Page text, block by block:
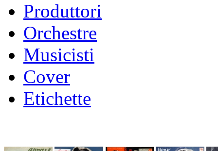
Produttori
Orchestre
Musicisti
Cover
Etichette